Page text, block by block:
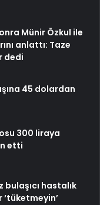
Münir Özkul ile
anlattı: Taze
dedi
45 dolardan
300 liraya
etti
bulaşıcı hastalık